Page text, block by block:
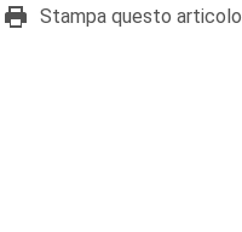
Stampa questo articolo